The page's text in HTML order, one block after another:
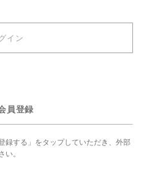
イン
員登録
録する」をタップしていただき、外部
。